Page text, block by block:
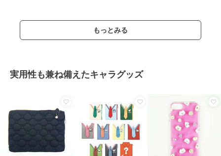
もっとみる
実用性も兼ね備えたキャラグッズ